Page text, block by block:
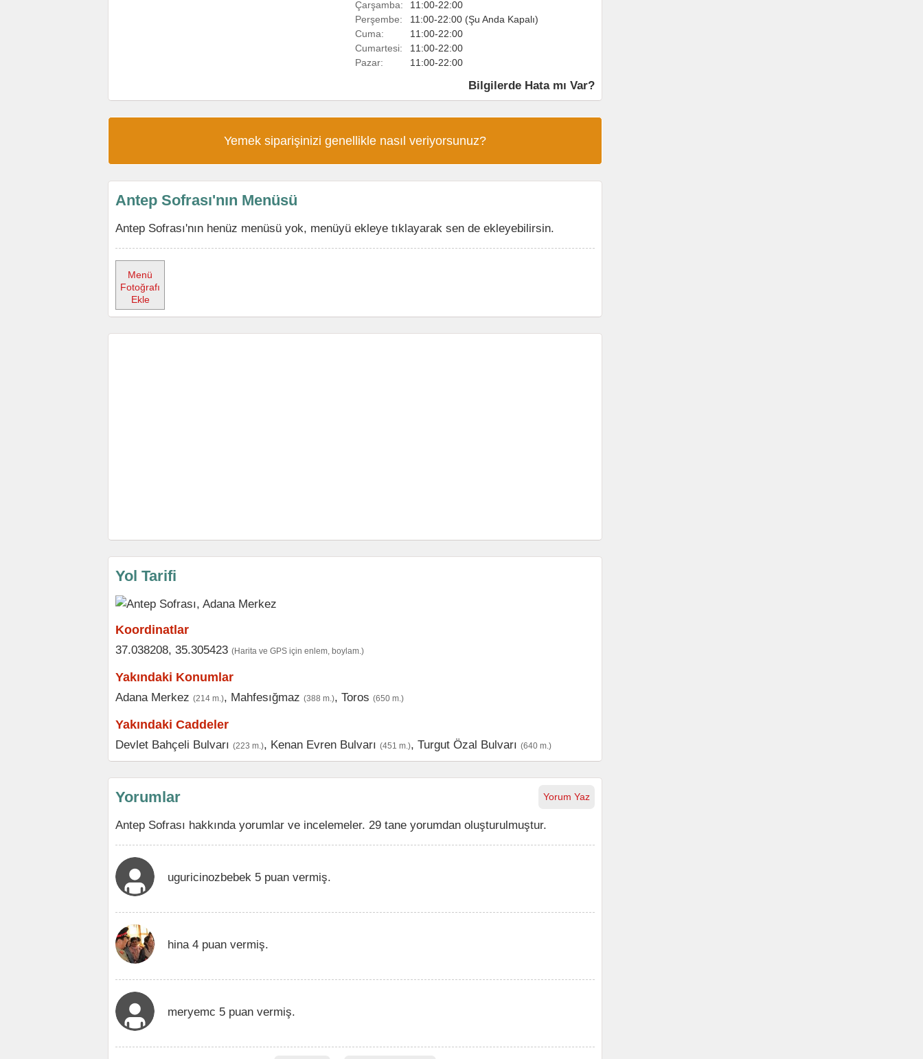
Çarşamba:
11:00-22:00
Perşembe:
11:00-22:00 (Şu Anda Kapalı)
Cuma:
11:00-22:00
Cumartesi:
11:00-22:00
Pazar:
11:00-22:00
Bilgilerde Hata mı Var?
Yemek siparişinizi genellikle nasıl veriyorsunuz?
Antep Sofrası'nın Menüsü
Antep Sofrası'nın henüz menüsü yok, menüyü ekleye tıklayarak sen de ekleyebilirsin.
Menü
Fotoğrafı
Ekle
Yol Tarifi
Koordinatlar
37.038208, 35.305423 (Harita ve GPS için enlem, boylam.)
Yakındaki Konumlar
Adana Merkez (214 m.), Mahfesığmaz (388 m.), Toros (650 m.)
Yakındaki Caddeler
Devlet Bahçeli Bulvarı (223 m.), Kenan Evren Bulvarı (451 m.), Turgut Özal Bulvarı (640 m.)
Yorum Yaz
Yorumlar
Antep Sofrası hakkında yorumlar ve incelemeler. 29 tane yorumdan oluşturulmuştur.
uguricinozbebek 5 puan vermiş.
hina 4 puan vermiş.
meryemc 5 puan vermiş.